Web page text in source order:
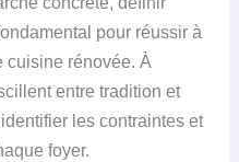
pour réussir à
cuisine rénovée. À
entre tradition et
les contraintes et
foyer.